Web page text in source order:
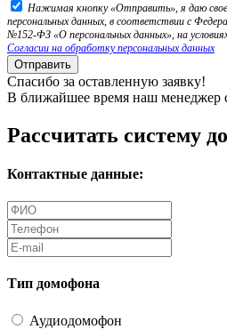
Нажимая кнопку «Отправить», я даю свое
персональных данных, в соответствии с
№152-ФЗ «О персональных данных», на
Согласии на обработку персональных данных
Отправить
Спасибо за оставленную заявку!
В ближайшее время наш менеджер
Рассчитать систему
Контактные данные:
Тип домофона
Аудиодомофон